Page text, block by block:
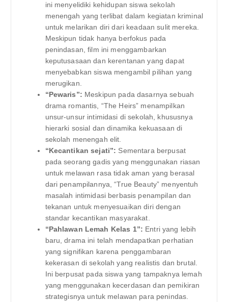
ini menyelidiki kehidupan siswa sekolah
menengah yang terlibat dalam kegiatan kriminal
untuk melarikan diri dari keadaan sulit mereka.
Meskipun tidak hanya berfokus pada
penindasan, film ini menggambarkan
keputusasaan dan kerentanan yang dapat
menyebabkan siswa mengambil pilihan yang
merugikan.
“Pewaris”: Meskipun pada dasarnya sebuah
drama romantis, “The Heirs” menampilkan
unsur-unsur intimidasi di sekolah, khususnya
hierarki sosial dan dinamika kekuasaan di
sekolah menengah elit.
“Kecantikan sejati”: Sementara berpusat
pada seorang gadis yang menggunakan riasan
untuk melawan rasa tidak aman yang berasal
dari penampilannya, “True Beauty” menyentuh
masalah intimidasi berbasis penampilan dan
tekanan untuk menyesuaikan diri dengan
standar kecantikan masyarakat.
“Pahlawan Lemah Kelas 1”: Entri yang lebih
baru, drama ini telah mendapatkan perhatian
yang signifikan karena penggambaran
kekerasan di sekolah yang realistis dan brutal.
Ini berpusat pada siswa yang tampaknya lemah
yang menggunakan kecerdasan dan pemikiran
strategisnya untuk melawan para penindas.